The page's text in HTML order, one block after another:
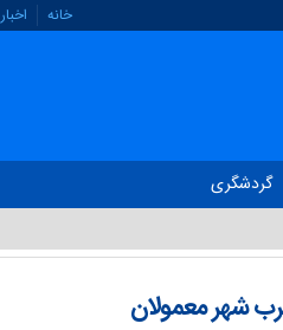
خانه اخبار
گردشگری
شهر معمولان